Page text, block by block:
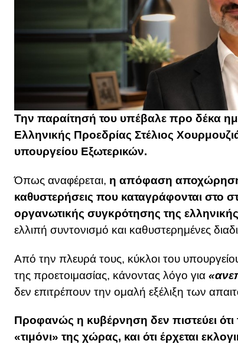
Την παραίτησή του υπέβαλε προ δέκα
Ελληνικής Προεδρίας Στέλιος
υπουργείου Εξωτερικών.
Όπως αναφέρεται, η απόφαση
καθυστερήσεις που καταγράφονται στο
οργανωτικής συγκρότησης της
ελλιπή συντονισμό και καθυστερημένες
Από την πλευρά τους, κύκλοι του
της προετοιμασίας, κάνοντας λόγο για
δεν επιτρέπουν την ομαλή εξέλιξη των
Προφανώς η κυβέρνηση δεν πιστεύει ότι
«τιμόνι» της χώρας, και ότι έρχεται